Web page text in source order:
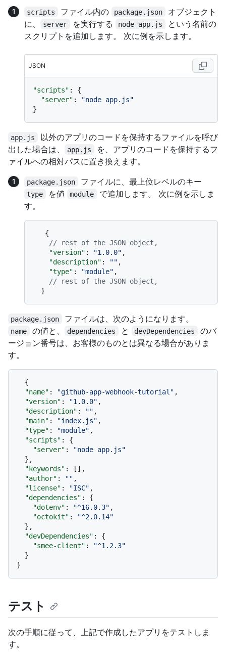
scripts ファイル内の package.json
オブジェクト
に、
server を実行する node app.js
という名前の
スクリプトを追加します。 次に例を示します。
JSON
"scripts" :
{
"server" :
"node app.js"
}
app.js
以外のアプリのコードを保持するファイルを呼び
出した場合は、
app.js
を、アプリのコードを保持するフ
ァイルへの相対パスに置き換えます。
package.json ファイルに、最上位レベルのキー
type を値 module
で追加します。 次に例を示しま
す。
{
// rest of the JSON object,
"version" : "1.0.0" ,
"description" : "" ,
"type" : "module" ,
// rest of the JSON object,
}
package.json ファイルは、次のようになります。
name の値と、 dependencies と devDependencies
のバ
ージョン番号は、お客様のものとは異なる場合がありま
す。
{
"name" : "github-app-webhook-tutorial" ,
"version" : "1.0.0" ,
"description" : "" ,
"main" : "index.js" ,
"type" : "module" ,
"scripts" :
{
"server" :
"node app.js"
} ,
"keywords" : [ ] ,
"author" : "" ,
"license" : "ISC" ,
"dependencies" :
{
"dotenv" : "^16.0.3" ,
"octokit" :
"^2.0.14"
} ,
"devDependencies" :
{
"smee-client" :
"^1.2.3"
}
}
テスト
次の手順に従って、上記で作成したアプリをテストしま
す。